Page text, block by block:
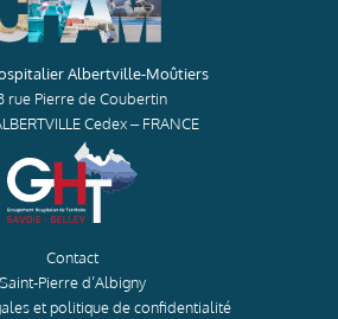
Albertville-Moûtiers
rue Pierre de Coubertin
Cedex – FRANCE
Contact
Saint-Pierre d’Albigny
et politique de confidentialité